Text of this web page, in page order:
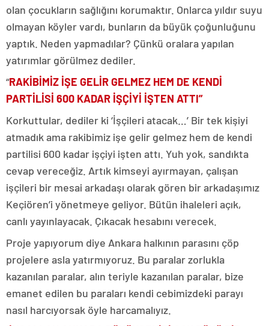
olan çocukların sağlığını korumaktır. Onlarca yıldır suyu
olmayan köyler vardı, bunların da büyük çoğunluğunu
yaptık. Neden yapmadılar? Çünkü oralara yapılan
yatırımlar görülmez dediler.
“RAKİBİMİZ İŞE GELİR GELMEZ HEM DE KENDİ
PARTİLİSİ 600 KADAR İŞÇİYİ İŞTEN ATTI”
Korkuttular, dediler ki ‘İşçileri atacak…’ Bir tek kişiyi
atmadık ama rakibimiz işe gelir gelmez hem de kendi
partilisi 600 kadar işçiyi işten attı. Yuh yok, sandıkta
cevap vereceğiz. Artık kimseyi ayırmayan, çalışan
işçileri bir mesai arkadaşı olarak gören bir arkadaşımız
Keçiören’i yönetmeye geliyor. Bütün ihaleleri açık,
canlı yayınlayacak. Çıkacak hesabını verecek.
Proje yapıyorum diye Ankara halkının parasını çöp
projelere asla yatırmıyoruz. Bu paralar zorlukla
kazanılan paralar, alın teriyle kazanılan paralar, bize
emanet edilen bu paraları kendi cebimizdeki parayı
nasıl harcıyorsak öyle harcamalıyız.